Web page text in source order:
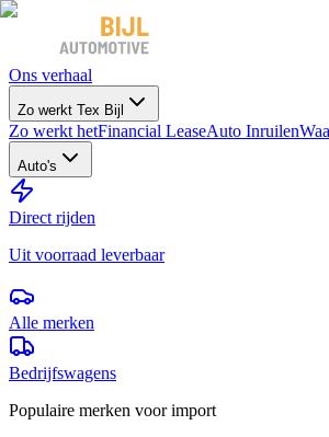
Ons verhaal
Zo werkt Tex Bijl
Zo werkt hetFinancial LeaseAuto Inruilen
Auto's
Direct rijden
Uit voorraad leverbaar
Alle merken
Bedrijfswagens
Populaire merken voor import